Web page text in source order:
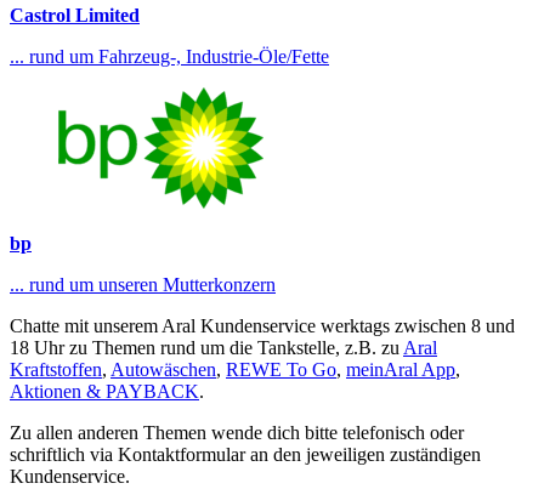
Castrol Limited
... rund um Fahrzeug-, Industrie-Öle/Fette
bp
... rund um unseren Mutterkonzern
Chatte mit unserem Aral Kundenservice werktags zwischen 8 und
18 Uhr zu Themen rund um die Tankstelle, z.B. zu Aral
Kraftstoffen, Autowäschen, REWE To Go, meinAral App,
Aktionen & PAYBACK.
Zu allen anderen Themen wende dich bitte telefonisch oder
schriftlich via Kontaktformular an den jeweiligen zuständigen
Kundenservice.